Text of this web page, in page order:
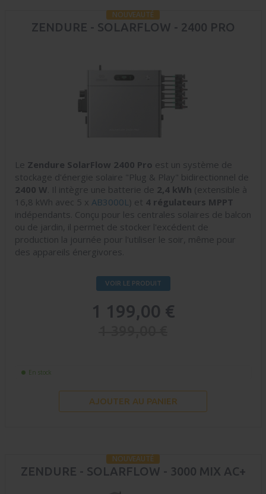
NOUVEAUTÉ
ZENDURE - SOLARFLOW - 2400 PRO
Le Zendure SolarFlow 2400 Pro est un système de
stockage d'énergie solaire "Plug & Play" bidirectionnel de
2400 W . Il intègre une batterie de 2,4 kWh (extensible à
16,8 kWh avec 5 x AB3000L) et 4 régulateurs MPPT
indépendants. Conçu pour les centrales solaires de balcon
ou de jardin, il permet de stocker l'excédent de
production la journée pour l'utiliser le soir, même pour
des appareils énergivores.
VOIR LE PRODUIT
1 199,00 €
En stock
AJOUTER AU PANIER
NOUVEAUTÉ
ZENDURE - SOLARFLOW - 3000 MIX AC+